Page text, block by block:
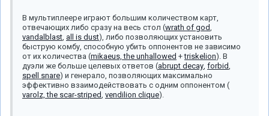
В мультиплеере играют большим количеством карт,
отвечающих либо сразу на весь стол (wrath of god
vandalblast all is dust), либо позволяющих установить
быструю комбу, способную убить оппонентов не зависимо
от их количества (mikaeus, the unhallowed +triskelion). В
дуэли же больше целевых ответов (abrupt decay forbid
spell snare) и генерало, позволяющих максимально
эффективно взаимодействовать с одним оппонентом (
varolz, the scar-striped vendilion clique).